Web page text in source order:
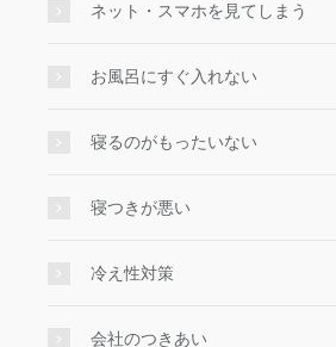
ネット・スマホを見てしまう
お風呂にすぐ入れない
寝るのがもったいない
寝つきが悪い
冷え性対策
会社のつきあい